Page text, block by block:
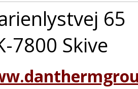
65
7800 Skive